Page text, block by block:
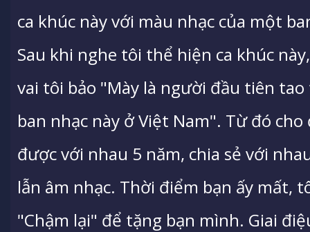
ca khúc này với màu nhạc của một
Sau khi nghe tôi thể hiện ca khúc
vai tôi bảo "Mày là người đầu tiên
ban nhạc này ở Việt Nam". Từ đó
được với nhau 5 năm, chia sẻ với
lẫn âm nhạc. Thời điểm bạn ấy mất,
"Chậm lại" để tặng bạn mình. Giai